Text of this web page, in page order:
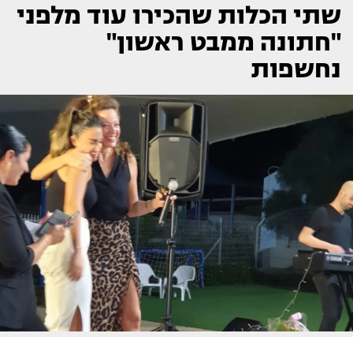
שתי הכלות שהכירו עוד מלפני
"חתונה ממבט ראשון"
נחשפות